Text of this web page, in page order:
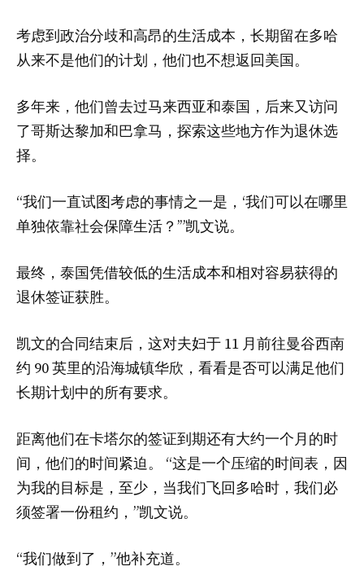
考虑到政治分歧和高昂的生活成本，长期留在多哈
从来不是他们的计划，他们也不想返回美国。
多年来，他们曾去过马来西亚和泰国，后来又访问
了哥斯达黎加和巴拿马，探索这些地方作为退休选
择。
“我们一直试图考虑的事情之一是，‘我们可以在哪里
单独依靠社会保障生活？’”凯文说。
最终，泰国凭借较低的生活成本和相对容易获得的
退休签证获胜。
凯文的合同结束后，这对夫妇于 11 月前往曼谷西南
约 90 英里的沿海城镇华欣，看看是否可以满足他们
长期计划中的所有要求。
距离他们在卡塔尔的签证到期还有大约一个月的时
间，他们的时间紧迫。 “这是一个压缩的时间表，因
为我的目标是，至少，当我们飞回多哈时，我们必
须签署一份租约，”凯文说。
“我们做到了，”他补充道。